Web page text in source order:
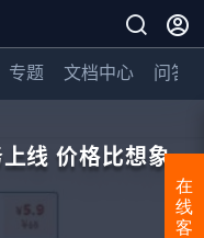
专题 文档中心 问答
线 价格比想象
在
线
客